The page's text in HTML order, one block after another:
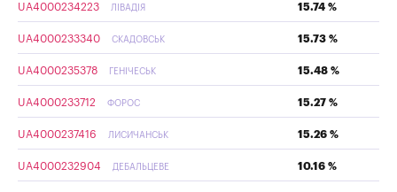
UA4000234223 ЛІВАДІЯ 15.74 %
UA4000233340 СКАДОВСЬК 15.73 %
UA4000235378 ГЕНІЧЕСЬК 15.48 %
UA4000233712 ФОРОС 15.27 %
UA4000237416 ЛИСИЧАНСЬК 15.26 %
UA4000232904 ДЕБАЛЬЦЕВЕ 10.16 %